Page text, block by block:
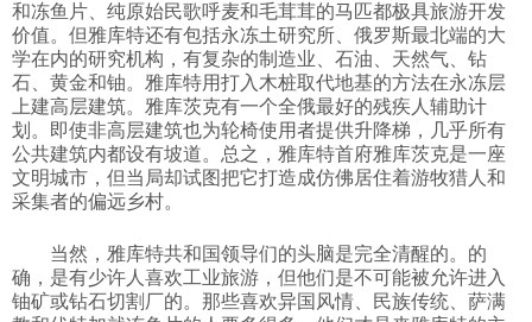
和冻鱼片、纯原始民歌呼麦和毛茸茸的马匹都极具旅游开发
价值。但雅库特还有包括永冻土研究所、俄罗斯最北端的大
学在内的研究机构，有复杂的制造业、石油、天然气、钻
石、黄金和铀。雅库特用打入木桩取代地基的方法在永冻层
上建高层建筑。雅库茨克有一个全俄最好的残疾人辅助计
划。即使非高层建筑也为轮椅使用者提供升降梯，几乎所有
公共建筑内都设有坡道。总之，雅库特首府雅库茨克是一座
文明城市，但当局却试图把它打造成仿佛居住着游牧猎人和
采集者的偏远乡村。
当然，雅库特共和国领导们的头脑是完全清醒的。的
确，是有少许人喜欢工业旅游，但他们是不可能被允许进入
铀矿或钻石切割厂的。那些喜欢异国风情、民族传统、萨满